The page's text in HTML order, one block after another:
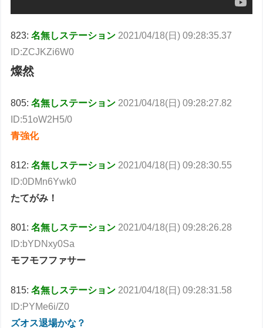
823:名無しステーション 2021/04/18(日) 09:28:35.37
ID:ZCJKZi6W0
燦然
805:名無しステーション 2021/04/18(日) 09:28:27.82
ID:51oW2H5/0
青強化
812:名無しステーション 2021/04/18(日) 09:28:30.55
ID:0DMn6Ywk0
たてがみ！
801:名無しステーション 2021/04/18(日) 09:28:26.28
ID:bYDNxy0Sa
モフモフファサー
815:名無しステーション 2021/04/18(日) 09:28:31.58
ID:PYMe6i/Z0
ズオス退場かな？